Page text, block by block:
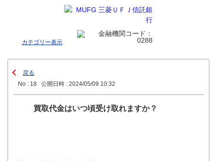
カテゴリー表示
戻る
No : 18
公開日時 : 2024/05/09 10:32
買取代金はいつ頃受け取れますか？